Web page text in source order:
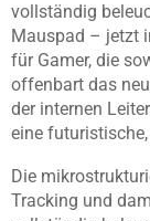
vollständig
Mauspad – jetzt
für Gamer, die
offenbart das
der internen
eine
Die
Tracking und